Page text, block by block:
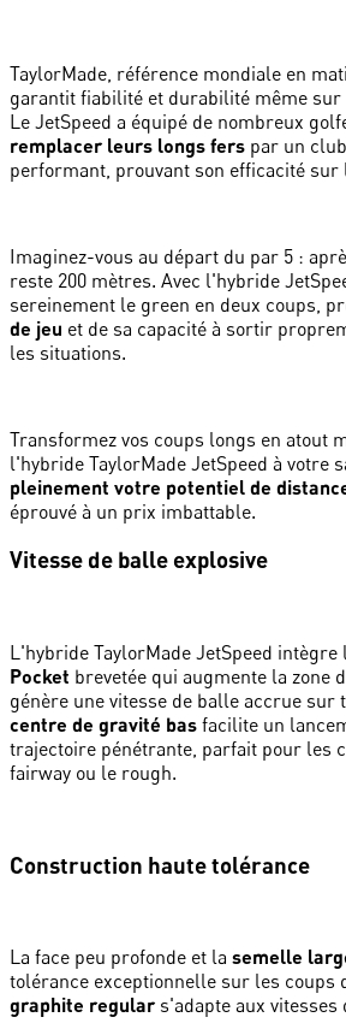
TaylorMade, référence mondiale en
garantit fiabilité et durabilité même
Le JetSpeed a équipé de nombreux
remplacer leurs longs fers par un
performant, prouvant son efficacité sur
Imaginez-vous au départ du par 5 :
reste 200 mètres. Avec l'hybride
sereinement le green en deux coups,
de jeu et de sa capacité à sortir
les situations.
Transformez vos coups longs en atout
l'hybride TaylorMade JetSpeed à votre
pleinement votre potentiel de
éprouvé à un prix imbattable.
Vitesse de balle explosive
L'hybride TaylorMade JetSpeed intègre
Pocket brevetée qui augmente la zone
génère une vitesse de balle accrue sur
centre de gravité bas facilite un
trajectoire pénétrante, parfait pour les
fairway ou le rough.
Construction haute tolérance
La face peu profonde et la semelle
tolérance exceptionnelle sur les coups
graphite regular s'adapte aux vitesses